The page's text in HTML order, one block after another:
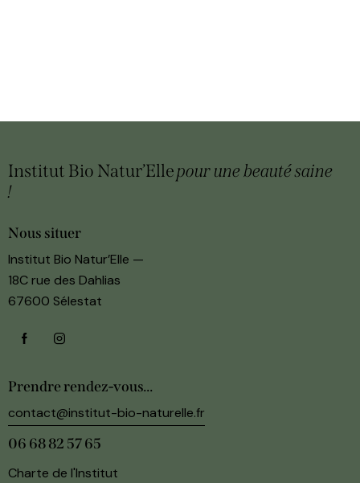
Institut Bio Natur’Ellepour une beautésaine
!
Nous situer
Institut Bio Natur’Elle —
18C rue des Dahlias
67600 Sélestat
Prendre rendez-vous...
contact@institut-bio-naturelle.fr
06 68 82 57 65‬
Charte de l'Institut